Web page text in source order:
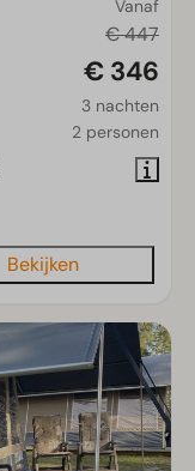
Vanaf
€ 447
€ 346
3 nachten
2 personen
Bekijken